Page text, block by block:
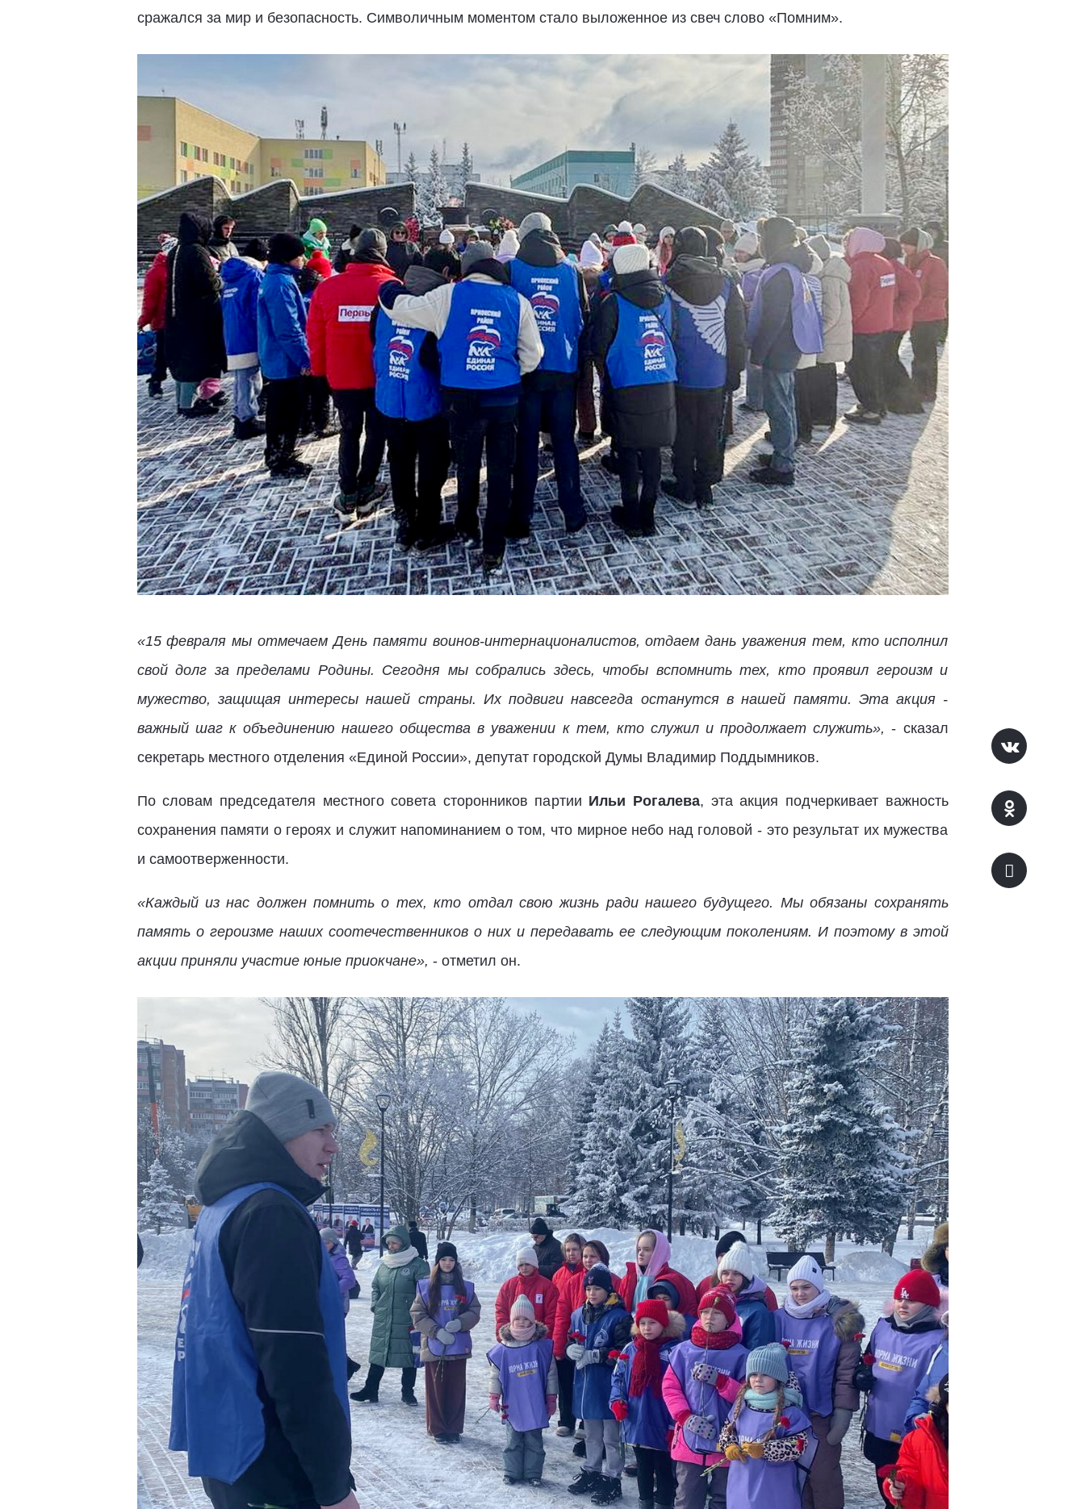
сражался за мир и безопасность. Символичным моментом стало выложенное из свеч слово «Помним».
«15 февраля мы отмечаем День памяти воинов-интернационалистов, отдаем дань уважения тем, кто исполнил
свой долг за пределами Родины. Сегодня мы собрались здесь, чтобы вспомнить тех, кто проявил героизм и
мужество, защищая интересы нашей страны. Их подвиги навсегда останутся в нашей памяти. Эта акция -
важный шаг к объединению нашего общества в уважении к тем, кто служил и продолжает служить»,- сказал
секретарь местного отделения «Единой России», депутат городской Думы Владимир Поддымников.
По словам председателя местного совета сторонников партии Ильи Рогалева, эта акция подчеркивает важность
сохранения памяти о героях и служит напоминанием о том, что мирное небо над головой - это результат их мужества
и самоотверженности.
«Каждый из нас должен помнить о тех, кто отдал свою жизнь ради нашего будущего. Мы обязаны сохранять
память о героизме наших соотечественников о них и передавать ее следующим поколениям. И поэтому в этой
акции приняли участие юные приокчане», - отметил он.